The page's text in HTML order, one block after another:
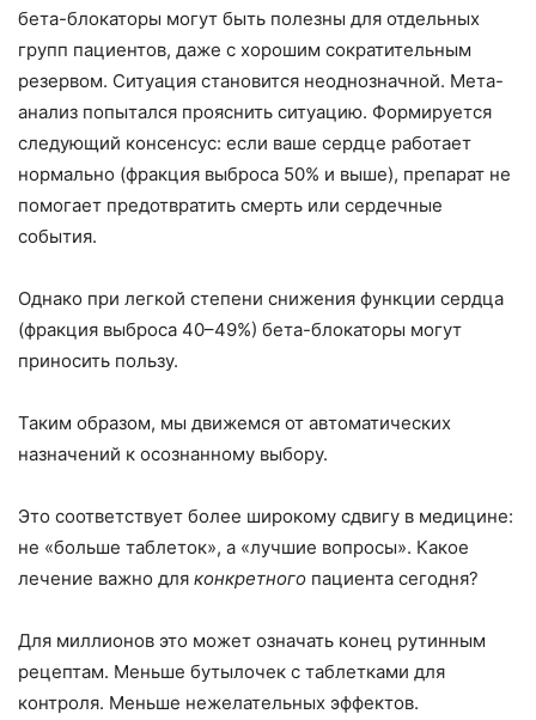
бета-блокаторы могут быть полезны для отдельных
групп пациентов, даже с хорошим сократительным
резервом. Ситуация становится неоднозначной. Мета-
анализ попытался прояснить ситуацию. Формируется
следующий консенсус: если ваше сердце работает
нормально (фракция выброса 50% и выше), препарат не
помогает предотвратить смерть или сердечные
события.
Однако при легкой степени снижения функции сердца
(фракция выброса 40–49%) бета-блокаторы могут
приносить пользу.
Таким образом, мы движемся от автоматических
назначений к осознанному выбору.
Это соответствует более широкому сдвигу в медицине:
не «больше таблеток», а «лучшие вопросы». Какое
лечение важно для конкретного пациента сегодня?
Для миллионов это может означать конец рутинным
рецептам. Меньше бутылочек с таблетками для
контроля. Меньше нежелательных эффектов.